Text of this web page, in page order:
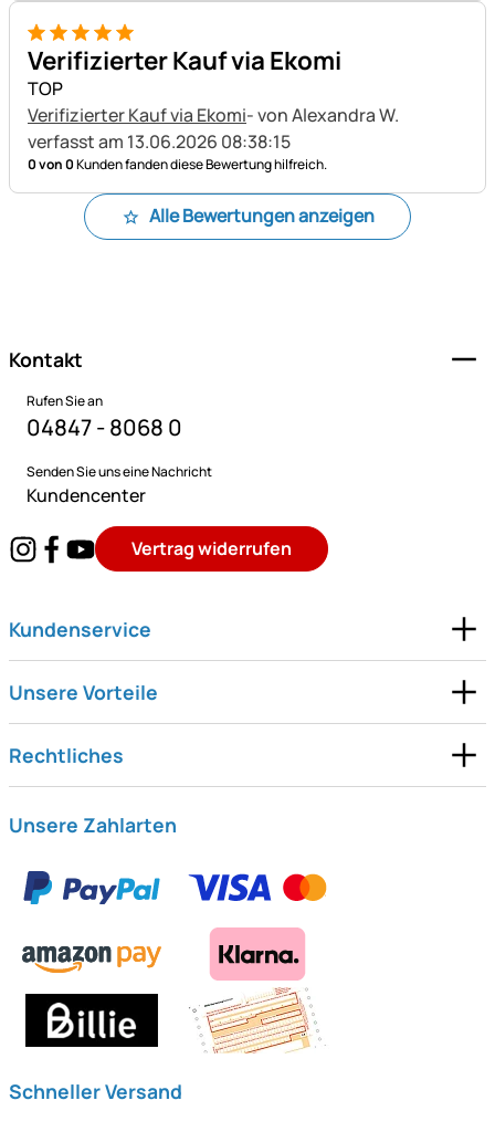
5 von 5
Verifizierter Kauf via Ekomi
TOP
Verifizierter Kauf via Ekomi- von Alexandra W.
verfasst am 13.06.2026 08:38:15
0 von 0Kunden fanden diese Bewertung hilfreich.
Alle Bewertungen anzeigen
Kontakt
Rufen Sie an
04847 - 8068 0
Senden Sie uns eine Nachricht
Kundencenter
Vertrag widerrufen
Kundenservice
Unsere Vorteile
Rechtliches
Unsere Zahlarten
Schneller Versand